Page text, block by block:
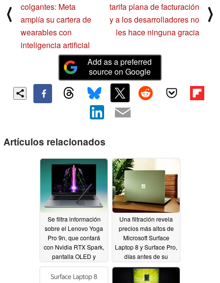
⟨
colgantes: Meta
amplía su cartera de
wearables con
inteligencia artificial
tarifa plana de facturación
y a los desarrolladores no
les hace ninguna gracia
⟩
Add as a preferred
source on Google
Artículos relacionados
Se filtra información
sobre el Lenovo Yoga
Pro 9n, que contará
con Nvidia RTX Spark,
pantalla OLED y
06/17/2026
Una filtración revela
precios más altos de
Microsoft Surface
Laptop 8 y Surface Pro,
días antes de su
lanzamiento06/10/2026